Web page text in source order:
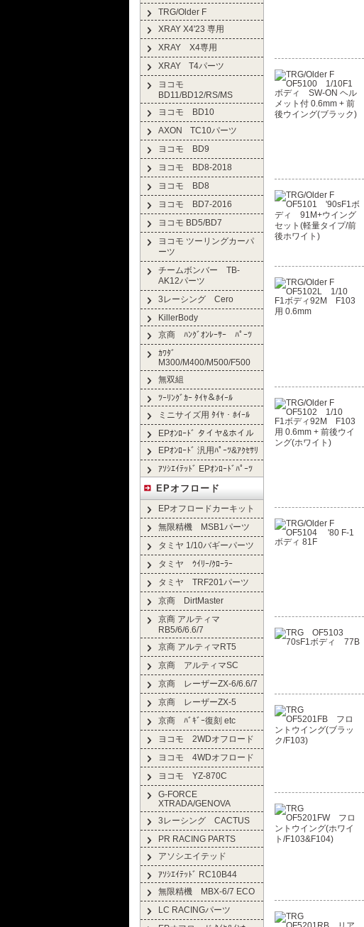
TRG/Older F
XRAY X4'23 専用
XRAY X4専用
XRAY T4パーツ
ヨコモ
BD11/BD12/RS/MS
ヨコモ BD10
AXON TC10パーツ
ヨコモ BD9
ヨコモ BD8-2018
ヨコモ BD8
ヨコモ BD7-2016
ヨコモ BD5/BD7
ヨコモ ツーリングカーパ
ーツ
チームボンバー TB-
AK12パーツ
3レーシング Cero
KillerBody
京商 ﾊﾝｸﾞｵﾝﾚｰｻｰ ﾊﾟｰﾂ
ｶﾜﾀﾞ
M300/M400/M500/F500
無双組
ﾂｰﾘﾝｸﾞｶｰ ﾀｲﾔ＆ﾎｲｰﾙ
ミニサイズ用 ﾀｲﾔ・ﾎｲｰﾙ
EPｵﾝﾛｰﾄﾞ タイヤ&ホイル
EPｵﾝﾛｰﾄﾞ 汎用ﾊﾟｰﾂ&ｱｸｾｻﾘ
ｱｿｼｴｲﾃｯﾄﾞ EPｵﾝﾛｰﾄﾞﾊﾟｰﾂ
EPオフロード
EPオフロードカーキット
無限精機 MSB1パーツ
タミヤ 1/10バギーパーツ
タミヤ ｳｲﾘｰ/ｸﾛｰﾗｰ
タミヤ TRF201パーツ
京商 DirtMaster
京商 アルティマ
RB5/6/6.6/7
京商 アルティマRT5
京商 アルティマSC
京商 レーザーZX-6/6.6/7
京商 レーザーZX-5
京商 ﾊﾞｷﾞｰ復刻 etc
ヨコモ 2WDオフロード
ヨコモ 4WDオフロード
ヨコモ YZ-870C
G-FORCE
XTRADA/GENOVA
3レーシング CACTUS
PR RACING PARTS
アソシエイテッド
ｱｿｼｴｲﾃｯﾄﾞ RC10B44
無限精機 MBX-6/7 ECO
LC RACINGパーツ